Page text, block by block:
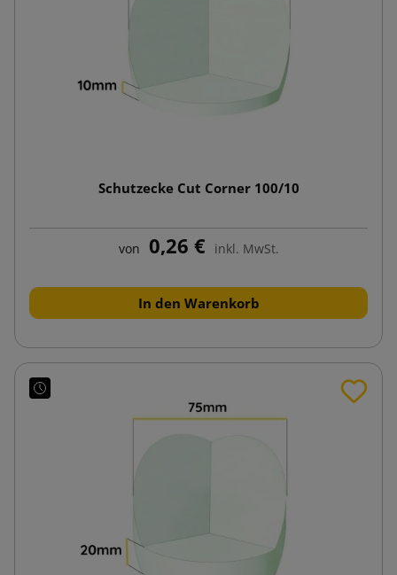
Schutzecke Cut Corner 100/10
von 0,26 € inkl. MwSt.
In den Warenkorb